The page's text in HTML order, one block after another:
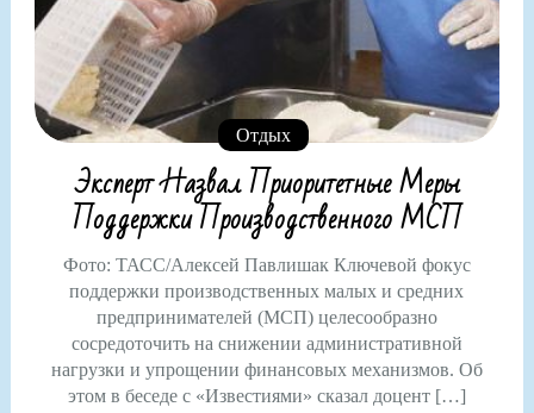
Отдых
Эксперт Назвал Приоритетные Меры
Поддержки Производственного МСП
Фото: ТАСС/Алексей Павлишак Ключевой фокус
поддержки производственных малых и средних
предпринимателей (МСП) целесообразно
сосредоточить на снижении административной
нагрузки и упрощении финансовых механизмов. Об
этом в беседе с «Известиями» сказал доцент […]